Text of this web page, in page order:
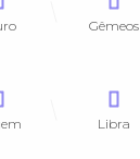
Gêmeos
Libra